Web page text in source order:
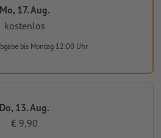
Mo, 17. Aug.
kostenlos
bis Montag 12:00 Uhr
Do, 13. Aug.
€ 9,90